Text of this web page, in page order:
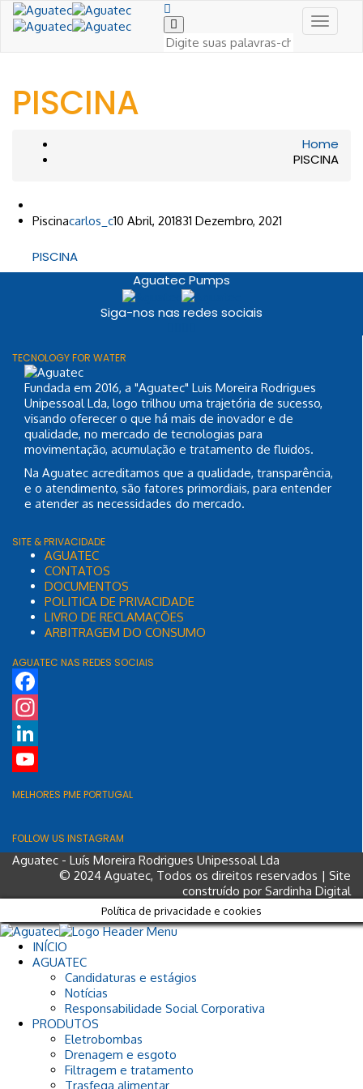
Toggle
PISCINA
Home
PISCINA
Piscinacarlos_c10 Abril, 201831 Dezembro, 2021
PISCINA
Aguatec Pumps
Siga-nos nas redes sociais
TECNOLOGY FOR WATER
Fundada em 2016, a "Aguatec" Luis Moreira Rodrigues
Unipessoal Lda, logo trilhou uma trajetória de sucesso,
visando oferecer o que há mais de inovador e de
qualidade, no mercado de tecnologias para
movimentação, acumulação e tratamento de fluidos.
Na Aguatec acreditamos que a qualidade, transparência,
e o atendimento, são fatores primordiais, para entender
e atender as necessidades do mercado.
SITE & PRIVACIDADE
AGUATEC
CONTATOS
DOCUMENTOS
POLITICA DE PRIVACIDADE
LIVRO DE RECLAMAÇÕES
ARBITRAGEM DO CONSUMO
AGUATEC NAS REDES SOCIAIS
Facebook
Instagram
LinkedIn
MELHORES PME PORTUGAL
FOLLOW US INSTAGRAM
Aguatec - Luís Moreira Rodrigues Unipessoal Lda
© 2024 Aguatec, Todos os direitos reservados | Site
construído por Sardinha Digital
Política de privacidade e cookies
INÍCIO
AGUATEC
Candidaturas e estágios
Notícias
Responsabilidade Social Corporativa
PRODUTOS
Eletrobombas
Drenagem e esgoto
Filtragem e tratamento
Trasfega alimentar